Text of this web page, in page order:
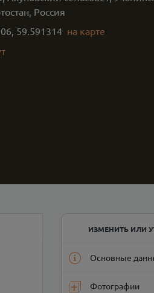
Россия
, 59.591314 на карте
ИЗМЕНИТЬ ИЛИ
Основные
Фотографии